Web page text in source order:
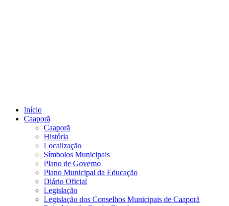
Início
Caaporã
Caaporã
História
Localização
Símbolos Municipais
Plano de Governo
Plano Municipal da Educação
Diário Oficial
Legislação
Legislação dos Conselhos Municipais de Caaporã